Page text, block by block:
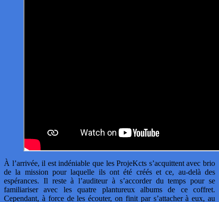
À l’arrivée, il est indéniable que les ProjeKcts s’acquittent avec brio
de la mission pour laquelle ils ont été créés et ce, au-delà des
espérances. Il reste à l’auditeur à s’accorder du temps pour se
familiariser avec les quatre plantureux albums de ce coffret.
Cependant, à force de les écouter, on finit par s’attacher à eux, au